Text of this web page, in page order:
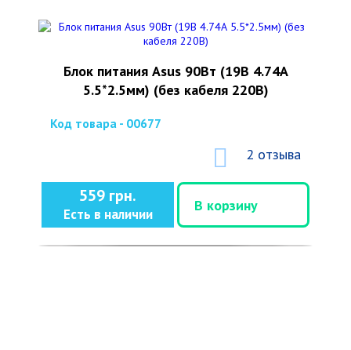
Блок питания Asus 90Вт (19В 4.74А
5.5*2.5мм) (без кабеля 220В)
Код товара - 00677
2 отзыва
559 грн.
Есть в наличии
В корзину